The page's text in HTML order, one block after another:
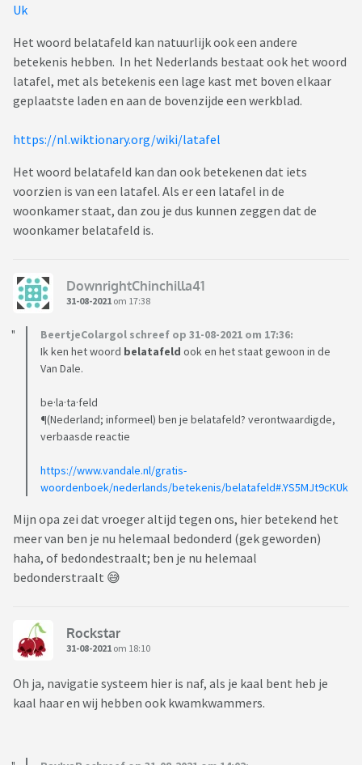
Uk
Het woord belatafeld kan natuurlijk ook een andere
betekenis hebben. In het Nederlands bestaat ook het woord
latafel, met als betekenis een lage kast met boven elkaar
geplaatste laden en aan de bovenzijde een werkblad.
https://nl.wiktionary.org/wiki/latafel
Het woord belatafeld kan dan ook betekenen dat iets
voorzien is van een latafel. Als er een latafel in de
woonkamer staat, dan zou je dus kunnen zeggen dat de
woonkamer belatafeld is.
DownrightChinchilla41
31-08-2021 om 17:38
BeertjeColargol schreef op 31-08-2021 om 17:36:
Ik ken het woord belatafeld ook en het staat gewoon in de
Van Dale.
be·la·ta·feld
¶(Nederland; informeel) ben je belatafeld? verontwaardigde,
verbaasde reactie
https://www.vandale.nl/gratis-
woordenboek/nederlands/betekenis/belatafeld#.YS5MJt9cKUk
Mijn opa zei dat vroeger altijd tegen ons, hier betekend het
meer van ben je nu helemaal bedonderd (gek geworden)
haha, of bedondestraalt; ben je nu helemaal
bedonderstraalt 😅
Rockstar
31-08-2021 om 18:10
Oh ja, navigatie systeem hier is naf, als je kaal bent heb je
kaal haar en wij hebben ook kwamkwammers.